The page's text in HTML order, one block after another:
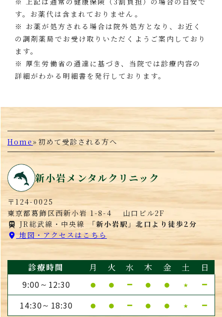
す。お薬代は含まれておりません。
※ お薬が処方される場合は院外処方となり、お近く
の調剤薬局でお受け取りいただくようご案内しており
ます。
※ 厚生労働省の通達に基づき、当院では診療内容の
詳細がわかる明細書を発行しております。
Home»初めて受診される方へ
新小岩メンタルクリニック
〒124-0025
東京都葛飾区西新小岩 1-8-4 山口ビル2F
JR総武線・中央線
「新小岩駅」北口より徒歩2分
地図・アクセスはこちら
診療時間 月 火 水 木 金 土 日
9:00 ～ 12:30 ● ● ━ ● ● ★ ━
14:30～ 18:30 ● ● ━ ● ● ★ ━